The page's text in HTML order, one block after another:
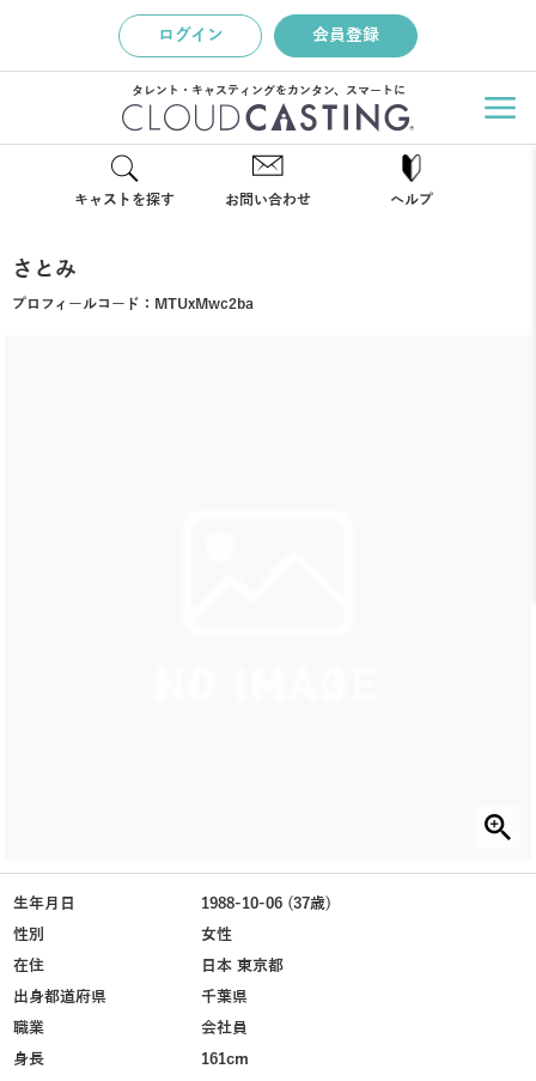
ログイン 会員登録
タレント・キャスティングをカンタン、スマートに
キャストを探す お問い合わせ ヘルプ
さとみ
プロフィールコード： MTUxMwc2ba
生年月日
1988-10-06 (37歳)
性別
女性
在住
日本 東京都
出身都道府県
千葉県
職業
会社員
身長
161cm